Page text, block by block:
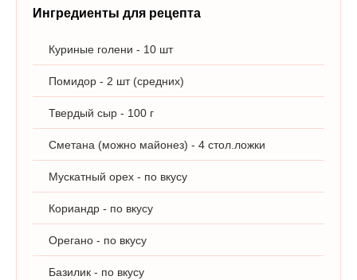
Ингредиенты для рецепта
Куриные голени - 10 шт
Помидор - 2 шт (средних)
Твердый сыр - 100 г
Сметана (можно майонез) - 4 стол.ложки
Мускатный орех - по вкусу
Кориандр - по вкусу
Орегано - по вкусу
Базилик - по вкусу